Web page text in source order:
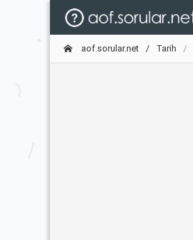
aof.sorular.net Tarih